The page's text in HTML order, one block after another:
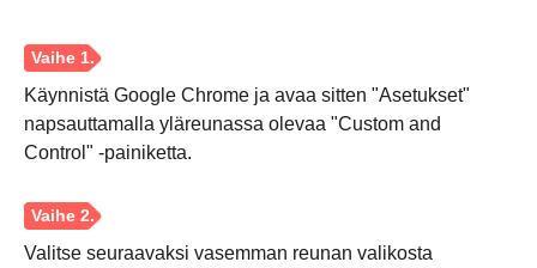
Käynnistä Google Chrome ja avaa sitten "Asetukset"
napsauttamalla yläreunassa olevaa "Custom and
Control" -painiketta.
Valitse seuraavaksi vasemman reunan valikosta